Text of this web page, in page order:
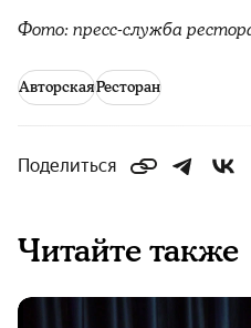
Фото: пресс-служба
АвторскаяРесторан
Поделиться
Читайте также